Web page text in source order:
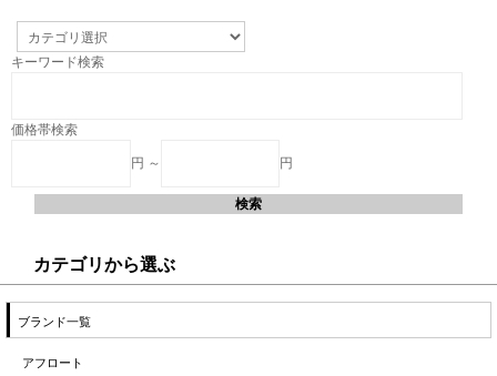
キーワード検索
価格帯検索
円 ～ 円
カテゴリから選ぶ
ブランド一覧
アフロート